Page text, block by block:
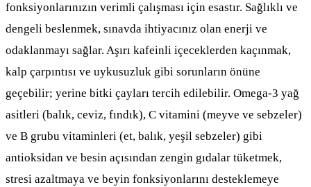
fonksiyonlarınızın verimli çalışması için esastır. Sağlıklı ve
dengeli beslenmek, sınavda ihtiyacınız olan enerji ve
odaklanmayı sağlar. Aşırı kafeinli içeceklerden kaçınmak,
kalp çarpıntısı ve uykusuzluk gibi sorunların önüne
geçebilir; yerine bitki çayları tercih edilebilir. Omega-3 yağ
asitleri (balık, ceviz, fındık), C vitamini (meyve ve sebzeler)
ve B grubu vitaminleri (et, balık, yeşil sebzeler) gibi
antioksidan ve besin açısından zengin gıdalar tüketmek,
stresi azaltmaya ve beyin fonksiyonlarını desteklemeye